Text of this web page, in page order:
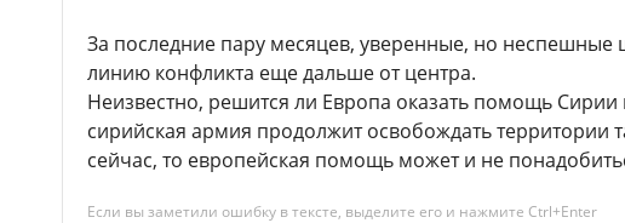
За последние пару месяцев, уверенные, но неспешные
линию конфликта еще дальше от центра.
Неизвестно, решится ли Европа оказать помощь Сирии
сирийская армия продолжит освобождать территории
сейчас, то европейская помощь может и не
Если вы заметили ошибку в тексте, выделите его и нажмите Ctrl+Enter